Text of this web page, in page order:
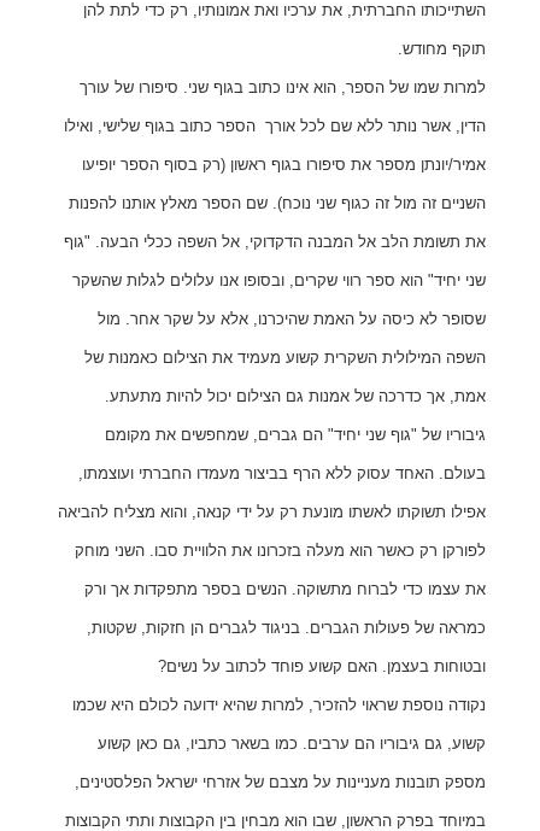
השתייכותו החברתית, את ערכיו ואת אמונותיו, רק כדי לתת להן
תוקף מחודש.
למרות שמו של הספר, הוא אינו כתוב בגוף שני. סיפורו של עורך
הדין, אשר נותר ללא שם לכל אורך הספר כתוב בגוף שלישי, ואילו
אמיר/יונתן מספר את סיפורו בגוף ראשון (רק בסוף הספר יופיעו
השניים זה מול זה כגוף שני נוכח). שם הספר מאלץ אותנו להפנות
את תשומת הלב אל המבנה הדקדוקי, אל השפה ככלי הבעה. "גוף
שני יחיד" הוא ספר רווי שקרים, ובסופו אנו עלולים לגלות שהשקר
שסופר לא כיסה על האמת שהיכרנו, אלא על שקר אחר. מול
השפה המילולית השקרית קשוע מעמיד את הצילום כאמנות של
אמת, אך כדרכה של אמנות גם הצילום יכול להיות מתעתע.
גיבוריו של "גוף שני יחיד" הם גברים, שמחפשים את מקומם
בעולם. האחד עסוק ללא הרף בביצור מעמדו החברתי ועוצמתו,
אפילו תשוקתו לאשתו מונעת רק על ידי קנאה, והוא מצליח להביאה
לפורקן רק כאשר הוא מעלה בזכרונו את הלוויית סבו. השני מוחק
את עצמו כדי לברוח מתשוקה. הנשים בספר מתפקדות אך ורק
כמראה של פעולות הגברים. בניגוד לגברים הן חזקות, שקטות,
ובטוחות בעצמן. האם קשוע פוחד לכתוב על נשים?
נקודה נוספת שראוי להזכיר, למרות שהיא ידועה לכולם היא שכמו
קשוע, גם גיבוריו הם ערבים. כמו בשאר כתביו, גם כאן קשוע
מספק תובנות מעניינות על מצבם של אזרחי ישראל הפלסטינים,
במיוחד בפרק הראשון, שבו הוא מבחין בין הקבוצות ותתי הקבוצות